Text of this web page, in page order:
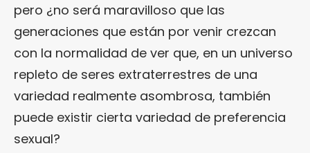
pero ¿no será maravilloso que las
generaciones que están por venir crezcan
con la normalidad de ver que, en un universo
repleto de seres extraterrestres de una
variedad realmente asombrosa, también
puede existir cierta variedad de preferencia
sexual?